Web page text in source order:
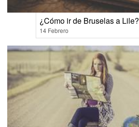
¿Cómo ir de Bruselas a Lile?
14 Febrero